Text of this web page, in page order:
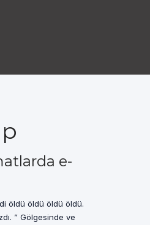
e-
öldü öldü öldü öldü.
” Gölgesinde ve